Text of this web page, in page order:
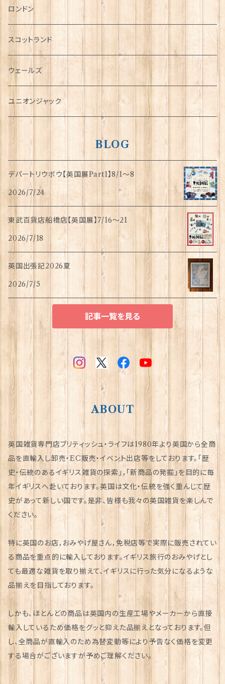
チャーム
犬グッズ
傘
指貫(シンブル)
ロンドン
スコットランド
ウェールズ
ユニオンジャック
BLOG
デパートリウボウ【英国展Part1】8/1〜8
2026/7/24
東武百貨店船橋店【英国展】7/16～21
2026/7/18
英国出張記2026夏
2026/7/5
記事一覧を見る
ABOUT
英国雑貨専門店ブリティッシュ・ライフは1980年より英国から全商
品を直輸入し卸売・EC販売・イベント出店等をしております。「歴
史・伝統のあるイギリス雑貨の探索」，「新商品の発掘」を目的に毎
年イギリスへ赴いております。英国は文化・伝統を強く重んじて歴
史があって新しい国です。是非、皆様も我々の英国雑貨を楽しんで
ください。
特に英国のお店，おみやげ屋さん，免税店等で実際に販売されてい
る商品を重点的に輸入しております。イギリス旅行のおみやげとし
ても最適な雑貨を取り揃えて、イギリスに行った気分になるような
品揃えを目指しております。
しかも、ほとんどの商品は英国内の生産工場やメーカーから直接
輸入しているため価格をグッと抑えた品揃えとなっております。但
し、全商品が直輸入のため為替変動等により予告なく価格を変更
する場合がございますが予めご理解ください。